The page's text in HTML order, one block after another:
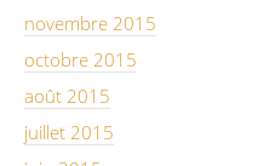
novembre 2015
octobre 2015
août 2015
juillet 2015